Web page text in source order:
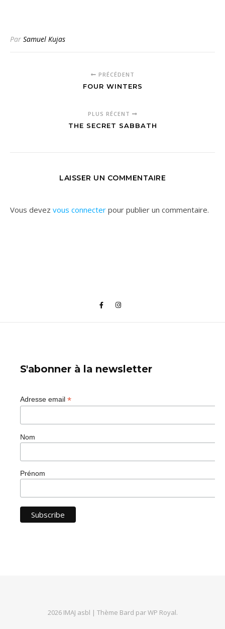
Par Samuel Kujas
PRÉCÉDENT
FOUR WINTERS
PLUS RÉCENT
THE SECRET SABBATH
LAISSER UN COMMENTAIRE
Vous devez vous connecter pour publier un commentaire.
S'abonner à la newsletter
Adresse email *
Nom
Prénom
2026 IMAJ asbl | Thème Bard parWP Royal.